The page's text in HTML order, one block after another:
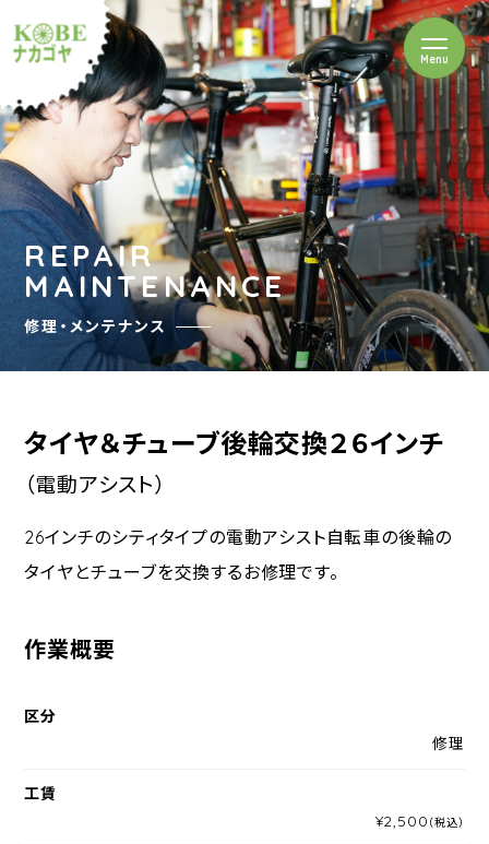
ルショップナカゴヤ
Menuを開閉
REPAIR
MAINTENANCE
修理・メンテナンス
タイヤ＆チューブ後輪交換２６インチ
（電動アシスト）
26インチのシティタイプの電動アシスト自転車の後輪の
タイヤとチューブを交換するお修理です。
作業概要
区分
修理
工賃
¥2,500 （税込）